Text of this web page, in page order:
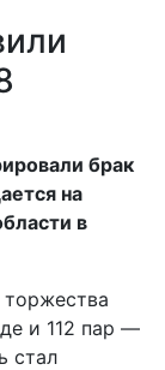
брак
на
в
торжества
и 112 пар —
стал